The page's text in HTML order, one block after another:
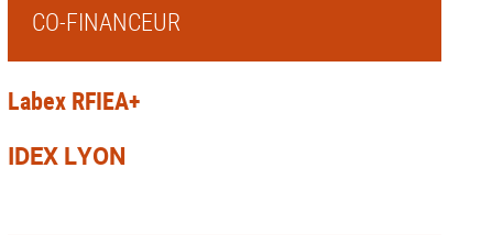
bio
CO-FINANCEUR
Labex RFIEA+
IDEX LYON